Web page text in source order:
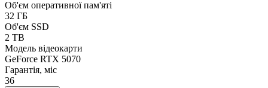
Об'єм оперативної пам'яті
32 ГБ
Об'єм SSD
2 TB
Модель відеокарти
GeForce RTX 5070
Гарантія, міс
36